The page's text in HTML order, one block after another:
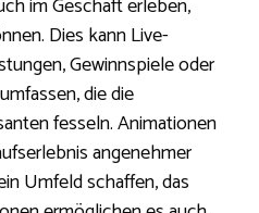
im Geschäft erleben,
Dies kann Live-
Gewinnspiele oder
die die
fesseln. Animationen
angenehmer
Umfeld schaffen, das